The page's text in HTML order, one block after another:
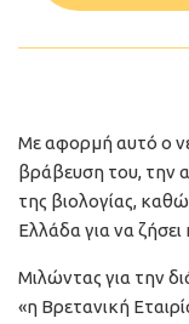
Με αφορμή αυτό ο
βράβευση του, την
της βιολογίας,
Ελλάδα για να
Μιλώντας για την
«η Βρετανική